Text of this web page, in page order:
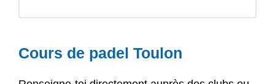
Cours de padel Toulon